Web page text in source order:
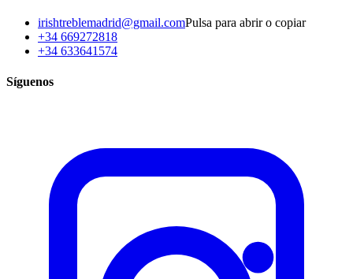
irishtreblemadrid@gmail.comPulsa para abrir o copiar
+34 669272818
+34 633641574
Síguenos